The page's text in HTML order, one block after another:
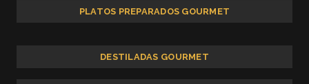
PLATOS PREPARADOS GOURMET
DESTILADAS GOURMET